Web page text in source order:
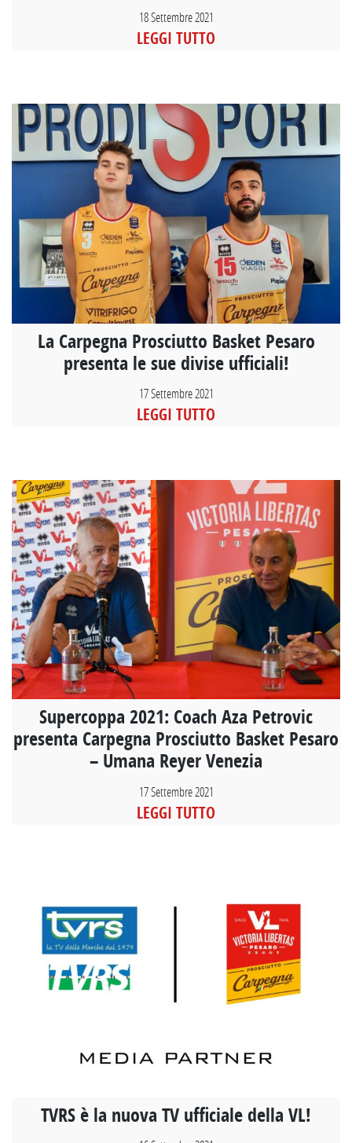
18 Settembre 2021
LEGGI TUTTO
La Carpegna Prosciutto Basket Pesaro
presenta le sue divise ufficiali!
17 Settembre 2021
LEGGI TUTTO
Supercoppa 2021: Coach Aza Petrovic
presenta Carpegna Prosciutto Basket Pesaro
– Umana Reyer Venezia
17 Settembre 2021
LEGGI TUTTO
TVRS è la nuova TV ufficiale della VL!